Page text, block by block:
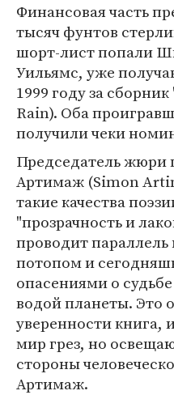
Финансовая часть
тысяч фунтов
шорт-лист попали
Уильямс, уже
1999 году за
Rain). Оба
получили чеки
Председатель
Артимаж (Simon
такие качества
"прозрачность и
проводит
потопом и
опасениями о
водой планеты. Это
уверенности книга,
мир грез, но
стороны
Артимаж.